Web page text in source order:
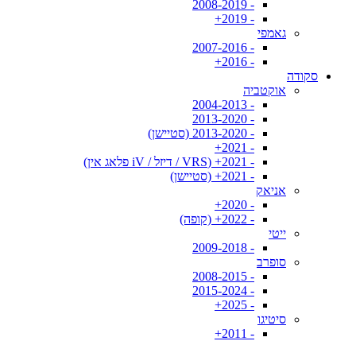
- 2008-2019
- 2019+
גאמפי
- 2007-2016
- 2016+
סקודה
אוקטביה
- 2004-2013
- 2013-2020
- 2013-2020 (סטיישן)
- 2021+
- 2021+ (VRS / דיזל / iV פלאג אין)
- 2021+ (סטיישן)
אניאק
- 2020+
- 2022+ (קופה)
ייטי
- 2009-2018
סופרב
- 2008-2015
- 2015-2024
- 2025+
סיטיגו
- 2011+